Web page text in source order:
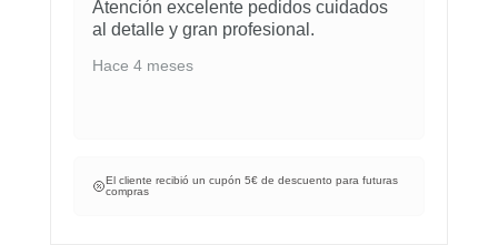
Atención excelente pedidos cuidados
al detalle y gran profesional.
Hace 4 meses
El cliente recibió un cupón 5€ de descuento para futuras
compras